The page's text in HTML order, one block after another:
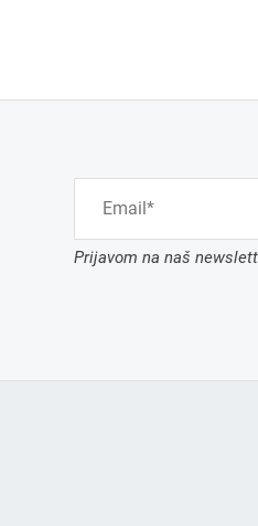
Prijavom na naš